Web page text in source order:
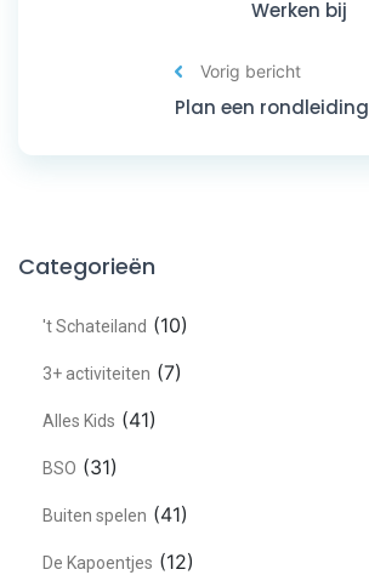
Vorig bericht
Plan een rondleiding
Werken bij
Categorieën
't Schateiland (10)
3+ activiteiten (7)
Alles Kids (41)
BSO (31)
Buiten spelen (41)
De Kapoentjes (12)